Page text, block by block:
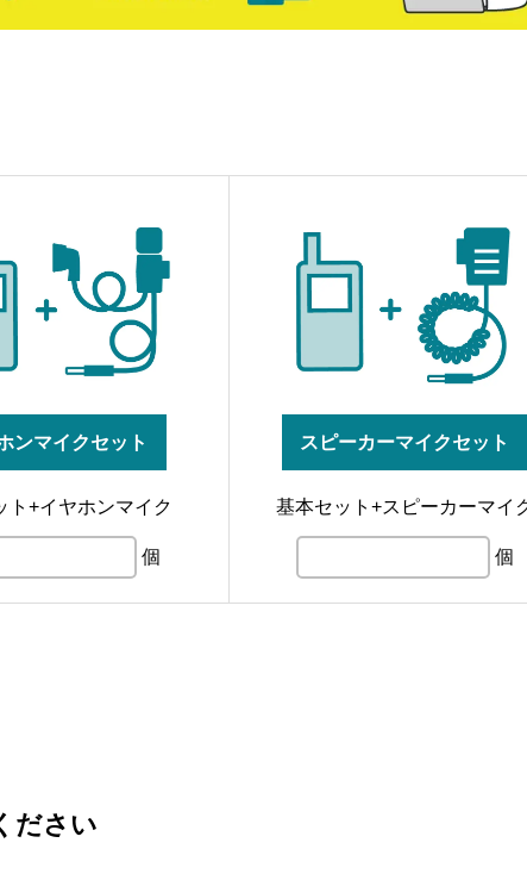
ンマイクセット
ト+イヤホンマイク
個
スピーカーマイクセット
基本セット+スピーカーマイ
個
ださい